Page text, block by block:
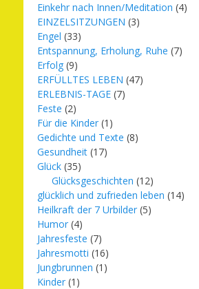
Einkehr nach Innen/Meditation (4)
EINZELSITZUNGEN (3)
Engel (33)
Entspannung, Erholung, Ruhe (7)
Erfolg (9)
ERFÜLLTES LEBEN (47)
ERLEBNIS-TAGE (7)
Feste (2)
Für die Kinder (1)
Gedichte und Texte (8)
Gesundheit (17)
Glück (35)
Glücksgeschichten (12)
glücklich und zufrieden leben (14)
Heilkraft der 7 Urbilder (5)
Humor (4)
Jahresfeste (7)
Jahresmotti (16)
Jungbrunnen (1)
Kinder (1)